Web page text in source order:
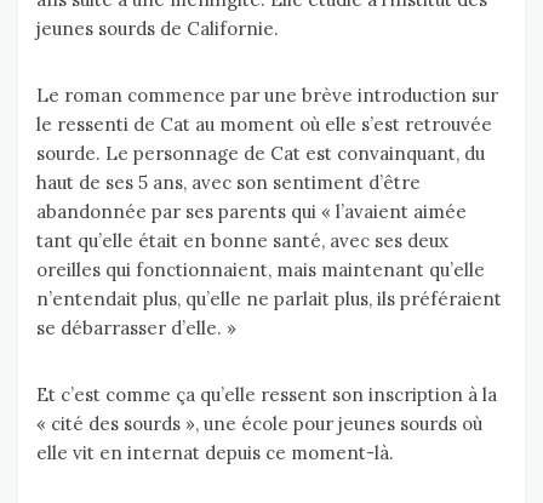
jeunes sourds de Californie.
Le roman commence par une brève introduction sur
le ressenti de Cat au moment où elle s’est retrouvée
sourde. Le personnage de Cat est convainquant, du
haut de ses 5 ans, avec son sentiment d’être
abandonnée par ses parents qui « l’avaient aimée
tant qu’elle était en bonne santé, avec ses deux
oreilles qui fonctionnaient, mais maintenant qu’elle
n’entendait plus, qu’elle ne parlait plus, ils préféraient
se débarrasser d’elle. »
Et c’est comme ça qu’elle ressent son inscription à la
« cité des sourds », une école pour jeunes sourds où
elle vit en internat depuis ce moment-là.